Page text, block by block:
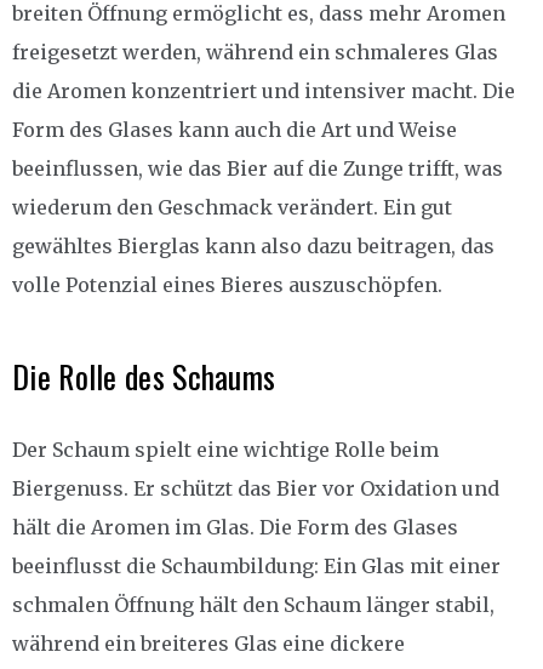
breiten Öffnung ermöglicht es, dass mehr Aromen
freigesetzt werden, während ein schmaleres Glas
die Aromen konzentriert und intensiver macht. Die
Form des Glases kann auch die Art und Weise
beeinflussen, wie das Bier auf die Zunge trifft, was
wiederum den Geschmack verändert. Ein gut
gewähltes Bierglas kann also dazu beitragen, das
volle Potenzial eines Bieres auszuschöpfen.
Die Rolle des Schaums
Der Schaum spielt eine wichtige Rolle beim
Biergenuss. Er schützt das Bier vor Oxidation und
hält die Aromen im Glas. Die Form des Glases
beeinflusst die Schaumbildung: Ein Glas mit einer
schmalen Öffnung hält den Schaum länger stabil,
während ein breiteres Glas eine dickere